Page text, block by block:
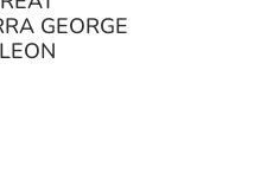
GEORGE